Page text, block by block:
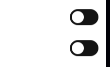
deze aanval te
te beperken is als